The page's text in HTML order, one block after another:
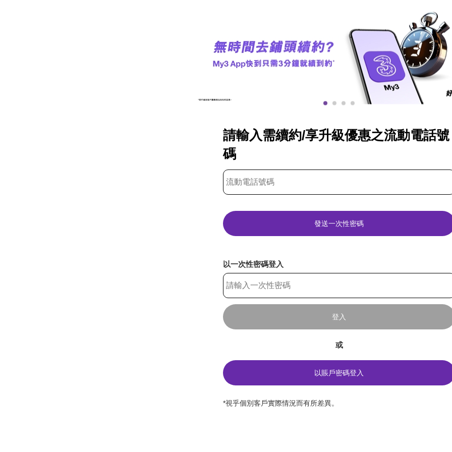
請輸入需續約/享升級優惠之流動電話號
碼
發送一次性密碼
以一次性密碼登入
登入
或
以賬戶密碼登入
*視乎個別客戶實際情況而有所差異。